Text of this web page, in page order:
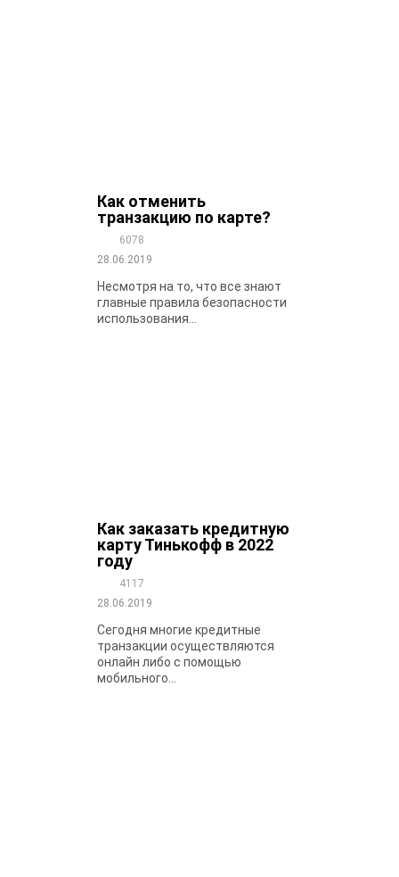
Как отменить
транзакцию по карте?
6078
28.06.2019
Несмотря на то, что все знают
главные правила безопасности
использования...
Как заказать кредитную
карту Тинькофф в 2022
году
4117
28.06.2019
Сегодня многие кредитные
транзакции осуществляются
онлайн либо с помощью
мобильного...